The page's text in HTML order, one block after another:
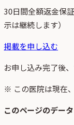
30日間全額返金保
示は継続します）
掲載を申し込む
お申し込み完了後
※ この医院は現在
このページのデー